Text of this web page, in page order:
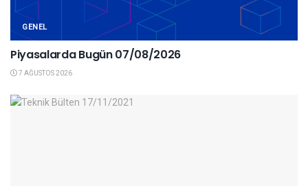
GENEL
Piyasalarda Bugün 07/08/2026
7 AĞUSTOS 2026